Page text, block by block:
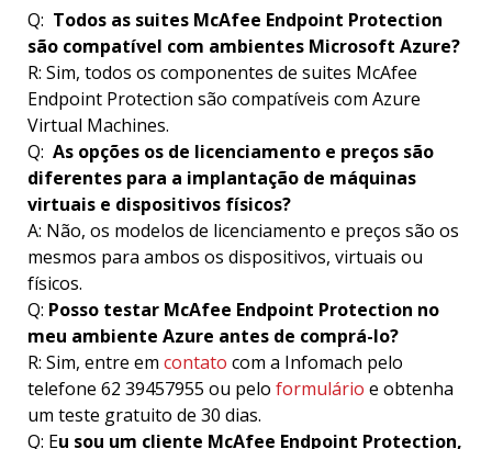
Q: Todos as suites McAfee Endpoint Protection
são compatível com ambientes Microsoft Azure?
R: Sim, todos os componentes de suites McAfee
Endpoint Protection são compatíveis com Azure
Virtual Machines.
Q: As opções os de licenciamento e preços são
diferentes para a implantação de máquinas
virtuais e dispositivos físicos?
A: Não, os modelos de licenciamento e preços são os
mesmos para ambos os dispositivos, virtuais ou
físicos.
Q: Posso testar McAfee Endpoint Protection no
meu ambiente Azure antes de comprá-lo?
R: Sim, entre em contato com a Infomach pelo
telefone 62 39457955 ou pelo formulário e obtenha
um teste gratuito de 30 dias.
Q: Eu sou um cliente McAfee Endpoint Protection,